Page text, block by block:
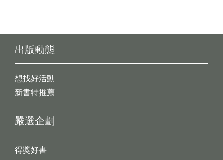
出版動態
想找好活動
新書特推薦
嚴選企劃
得獎好書